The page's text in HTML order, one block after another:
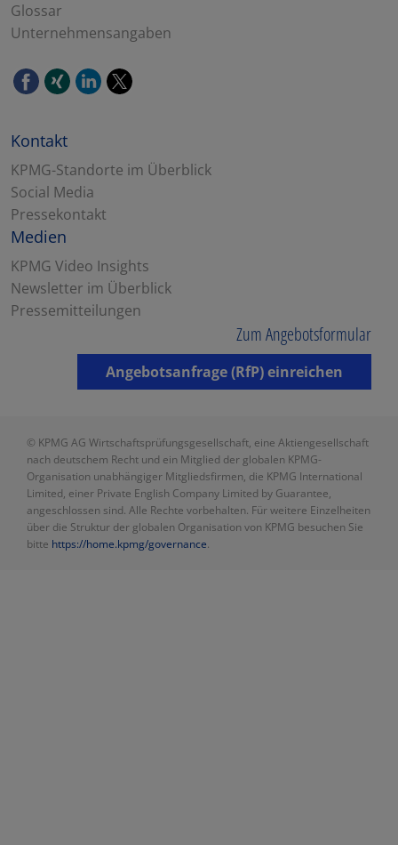
Glossar
Unternehmensangaben
Kontakt
KPMG-Standorte im Überblick
Social Media
Pressekontakt
Medien
KPMG Video Insights
Newsletter im Überblick
Pressemitteilungen
Zum Angebotsformular
Angebotsanfrage (RfP) einreichen
© KPMG AG Wirtschaftsprüfungsgesellschaft, eine Aktiengesellschaft
nach deutschem Recht und ein Mitglied der globalen KPMG-
Organisation unabhängiger Mitgliedsfirmen, die KPMG International
Limited, einer Private English Company Limited by Guarantee,
angeschlossen sind. Alle Rechte vorbehalten. Für weitere Einzelheiten
über die Struktur der globalen Organisation von KPMG besuchen Sie
bitte https://home.kpmg/governance.